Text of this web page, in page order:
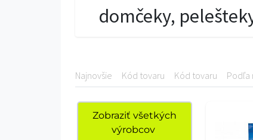
domčeky,
Najnovšie Kód tovaru Kód tovaru Podľa
Zobraziť všetkých
výrobcov